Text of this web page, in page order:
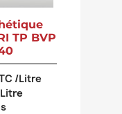
TP BVP
/Litre